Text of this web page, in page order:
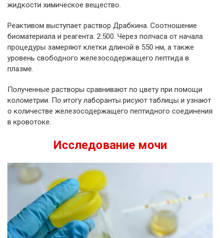
жидкости химическое вещество.
Реактивом выступает раствор Драбкина. Соотношение
биоматериала и реагента: 2:500. Через полчаса от начала
процедуры замеряют клетки длиной в 550 нм, а также
уровень свободного железосодержащего пептида в
плазме.
Полученные растворы сравнивают по цвету при помощи
колометрии. По итогу лаборанты рисуют таблицы и узнают
о количестве железосодержащего пептидного соединения
в кровотоке.
Исследование мочи